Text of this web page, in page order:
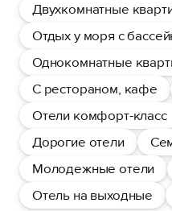
Двухкомнатные
Отдых у моря с
Однокомнатные
С рестораном, кафе
Отели комфорт-класс
Дорогие отели
Молодежные отели
Отель на выходные